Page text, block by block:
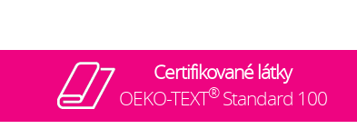
Certifikované látky
OEKO-TEXT®Standard 100